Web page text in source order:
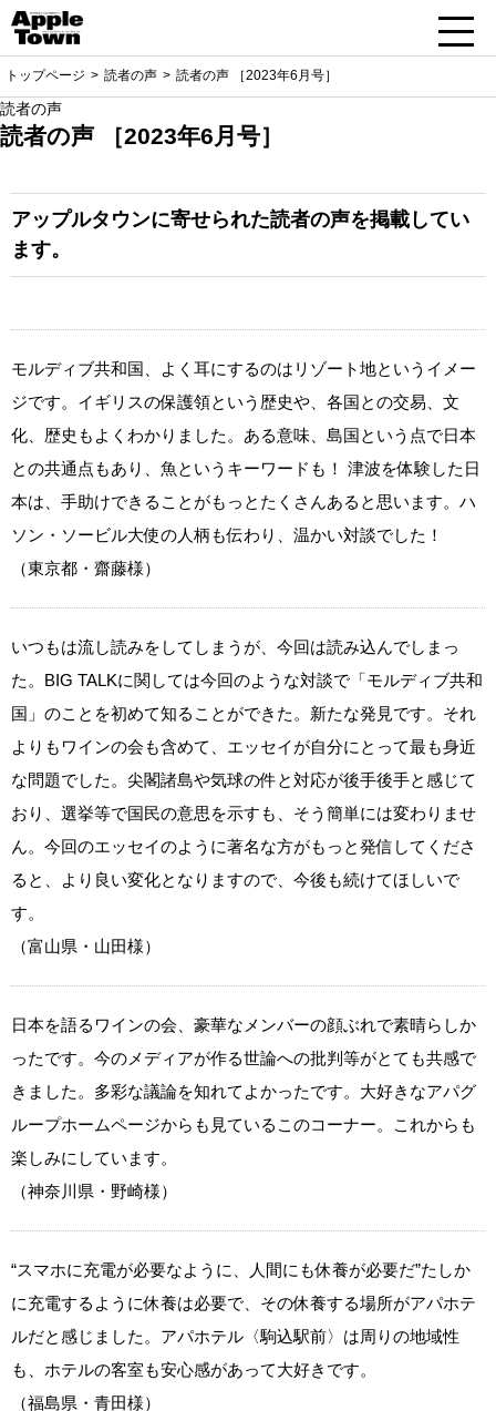
トップページ 読者の声 読者の声 ［2023年6月号］
読者の声
読者の声 ［2023年6月号］
アップルタウンに寄せられた読者の声を掲載してい
ます。
モルディブ共和国、よく耳にするのはリゾート地というイメー
ジです。イギリスの保護領という歴史や、各国との交易、文
化、歴史もよくわかりました。ある意味、島国という点で日本
との共通点もあり、魚というキーワードも！ 津波を体験した日
本は、手助けできることがもっとたくさんあると思います。ハ
ソン・ソービル大使の人柄も伝わり、温かい対談でした！
（東京都・齋藤様）
いつもは流し読みをしてしまうが、今回は読み込んでしまっ
た。BIG TALKに関しては今回のような対談で「モルディブ共和
国」のことを初めて知ることができた。新たな発見です。それ
よりもワインの会も含めて、エッセイが自分にとって最も身近
な問題でした。尖閣諸島や気球の件と対応が後手後手と感じて
おり、選挙等で国民の意思を示すも、そう簡単には変わりませ
ん。今回のエッセイのように著名な方がもっと発信してくださ
ると、より良い変化となりますので、今後も続けてほしいで
す。
（富山県・山田様）
日本を語るワインの会、豪華なメンバーの顔ぶれで素晴らしか
ったです。今のメディアが作る世論への批判等がとても共感で
きました。多彩な議論を知れてよかったです。大好きなアパグ
ループホームページからも見ているこのコーナー。これからも
楽しみにしています。
（神奈川県・野崎様）
“スマホに充電が必要なように、人間にも休養が必要だ”たしか
に充電するように休養は必要で、その休養する場所がアパホテ
ルだと感じました。アパホテル〈駒込駅前〉は周りの地域性
も、ホテルの客室も安心感があって大好きです。
（福島県・青田様）